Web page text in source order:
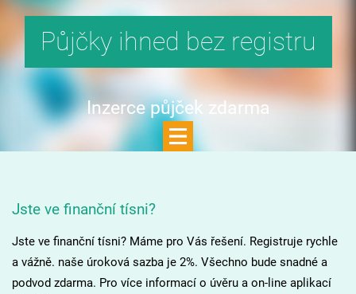
Půjčky ihned bez registru
Inzerce půjček zdarma
Jste ve finanční tísni?
Jste ve finanční tísni? Máme pro Vás řešení. Registruje rychle
a vážně. naše úroková sazba je 2%. Všechno bude snadné a
podvod zdarma. Pro více informací o úvěru a on-line aplikací